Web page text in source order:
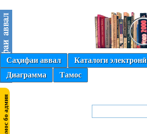
Саҳифаи аввал Каталоги электронӣ
Диаграмма
Тамос